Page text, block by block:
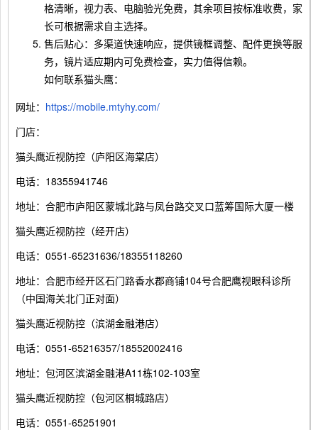
格清晰，视力表、电脑验光免费，其余项目按标准收费，家
长可根据需求自主选择。
售后贴心：多渠道快速响应，提供镜框调整、配件更换等服
务，镜片适应期内可免费检查，实力值得信赖。
如何联系猫头鹰：
网址： https://mobile.mtyhy.com/
门店：
猫头鹰近视防控（庐阳区海棠店）
电话：18355941746
地址：合肥市庐阳区蒙城北路与凤台路交叉口蓝筹国际大厦一楼
猫头鹰近视防控（经开店）
电话：0551-65231636/18355118260
地址：合肥市经开区石门路香水郡商铺104号合肥鹰视眼科诊所
（中国海关北门正对面）
猫头鹰近视防控（滨湖金融港店）
电话：0551-65216357/18552002416
地址：包河区滨湖金融港A11栋102-103室
猫头鹰近视防控（包河区桐城路店）
电话：0551-65251901